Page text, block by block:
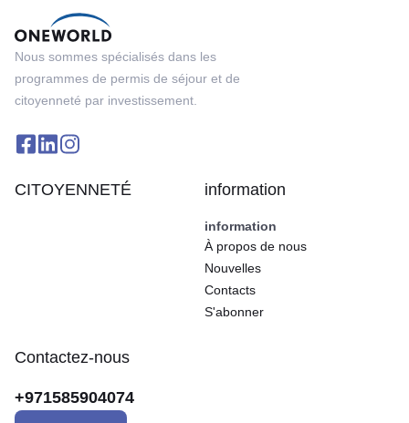
Nous sommes spécialisés dans les
programmes de permis de séjour et de
citoyenneté par investissement.
CITOYENNETÉ information
information
À propos de nous
Nouvelles
Contacts
S'abonner
Contactez-nous
+971585904074